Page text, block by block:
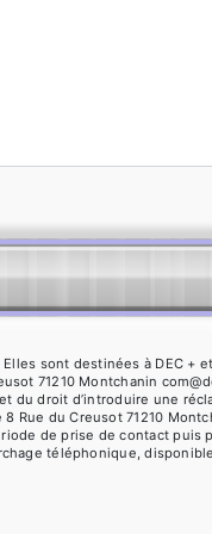
sont destinées à DEC +
71210 Montchanin
du droit d’introduire une
Rue du Creusot 71210
de prise de contact puis
téléphonique,